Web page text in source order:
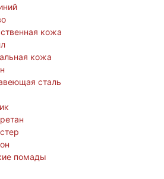
кожа
кожа
сталь
помады